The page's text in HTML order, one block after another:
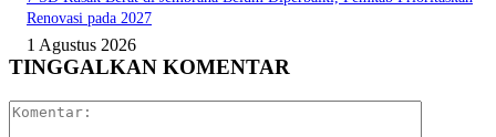
Renovasi pada 2027
1 Agustus 2026
TINGGALKAN KOMENTAR